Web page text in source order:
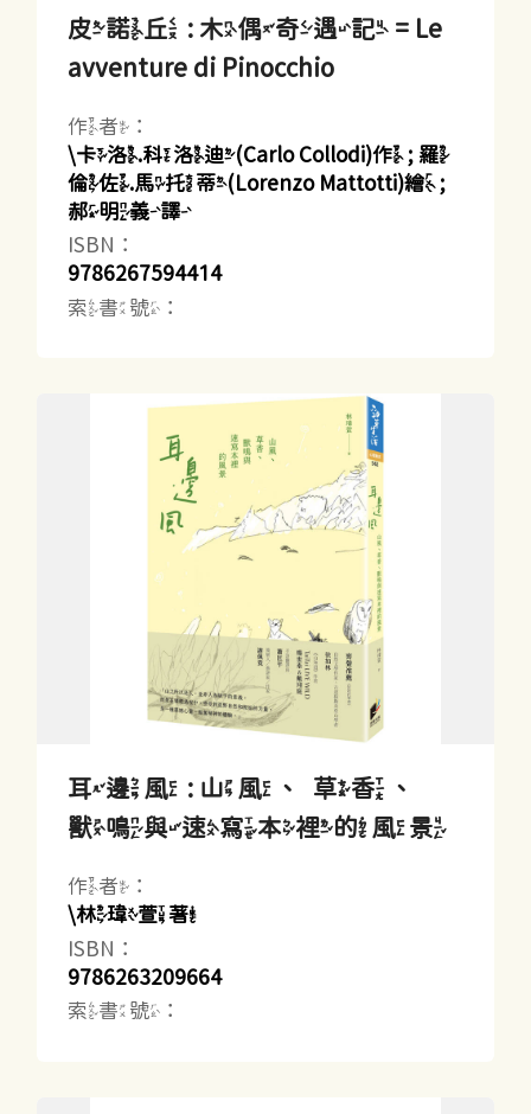
皮諾丘 : 木偶奇遇記 = Le
avventure di Pinocchio
作者：
\卡洛.科洛迪(Carlo Collodi)作 ; 羅
倫佐.馬托蒂(Lorenzo Mattotti)繪 ;
郝明義譯
ISBN：
9786267594414
索書號：
耳邊風 : 山風、草香、
獸鳴與速寫本裡的風景
作者：
\林瑋萱著
ISBN：
9786263209664
索書號：